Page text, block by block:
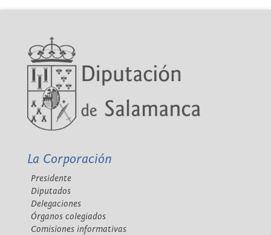
La Corporación
Presidente
Diputados
Delegaciones
Órganos colegiados
Comisiones informativas